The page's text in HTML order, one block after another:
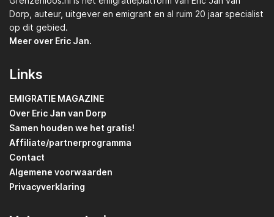
Dorp, auteur, uitgever en emigrant en al ruim 20 jaar specialist
op dit gebied.
Meer over Eric Jan.
Links
EMIGRATIE MAGAZINE
Over Eric Jan van Dorp
Samen houden we het gratis!
Affiliate/partnerprogramma
Contact
Algemene voorwaarden
Privacyverklaring